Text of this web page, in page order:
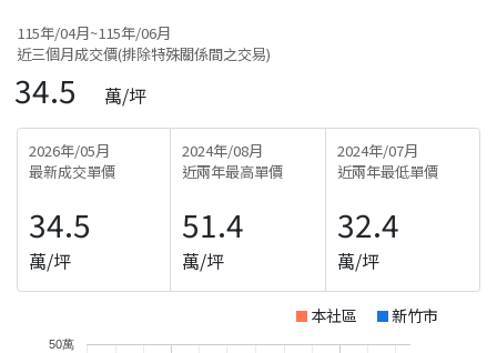
115年/04月~115年/06月
近三個月成交價(排除特殊關係間之交易)
34.5 萬/坪
2026年/05月
最新成交單價
34.5
萬/坪
2024年/08月
近兩年最高單價
51.4
萬/坪
2024年/07月
近兩年最低單價
32.4
萬/坪
本社區 新竹市
50萬